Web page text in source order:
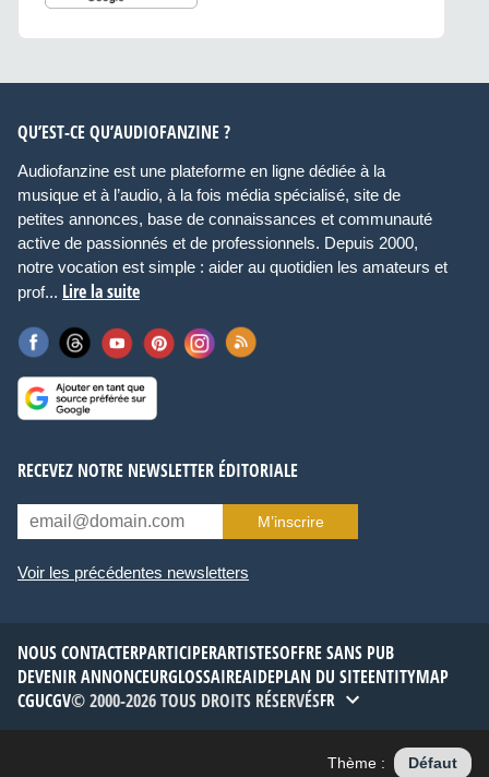
QU’EST-CE QU’AUDIOFANZINE ?
Audiofanzine est une plateforme en ligne dédiée à la
musique et à l’audio, à la fois média spécialisé, site de
petites annonces, base de connaissances et communauté
active de passionnés et de professionnels. Depuis 2000,
notre vocation est simple : aider au quotidien les amateurs et
prof... Lire la suite
RECEVEZ NOTRE NEWSLETTER ÉDITORIALE
M’inscrire
Voir les précédentes newsletters
NOUS CONTACTERPARTICIPERARTISTESOFFRE SANS PUB
DEVENIR ANNONCEURGLOSSAIREAIDEPLAN DU SITEENTITYMAP
CGUCGV© 2000-2026 TOUS DROITS RÉSERVÉSFR
Thème : Défaut